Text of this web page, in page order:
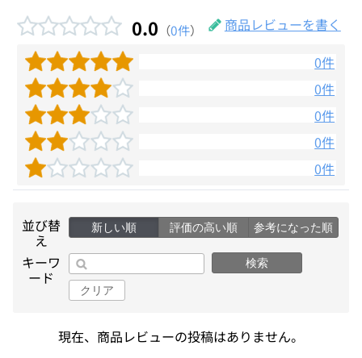
0.0 （0件）
商品レビューを書く
0件
0件
0件
0件
0件
並び替
え
新しい順 評価の高い順 参考になった順
キーワ
ード
検索
クリア
現在、商品レビューの投稿はありません。